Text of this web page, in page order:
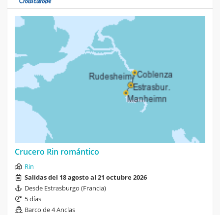
Crucero Rin romántico
Rin
Salidas del 18 agosto al 21 octubre 2026
Desde Estrasburgo (Francia)
5 días
Barco de 4 Anclas